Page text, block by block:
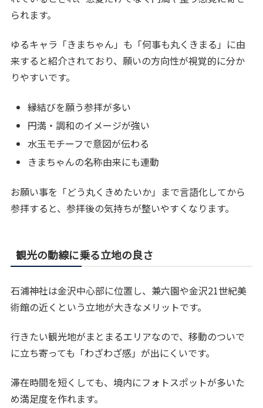
られます。
ゆるキャラ「きまちゃん」も「何事も丸くきまる」に由
来すると紹介されており、願いの方向性が視覚的に分か
りやすいです。
縁結びを願う参拝が多い
円満・調和のイメージが強い
水玉モチーフで意図が伝わる
きまちゃんの名称由来にも連動
お願い事を「どう丸くきめたいか」まで言語化してから
参拝すると、参拝後の気持ちが整いやすくなります。
観光の動線に乗る立地の良さ
石浦神社は金沢中心部に位置し、兼六園や金沢21世紀美
術館の近くという立地が大きなメリットです。
行きたい観光地がまとまるエリアなので、移動のついで
に立ち寄っても「わざわざ感」が出にくいです。
滞在時間を短くしても、境内にフォトスポットが多いた
め満足度を作れます。